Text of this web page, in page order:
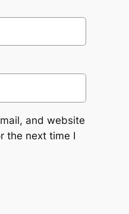
and website
the next time I